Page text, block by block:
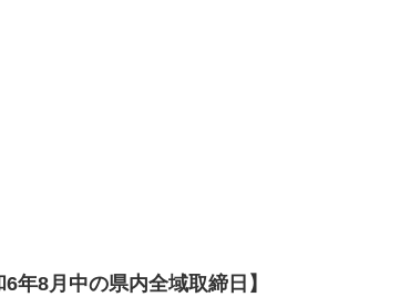
8月中の県内全域取締日】